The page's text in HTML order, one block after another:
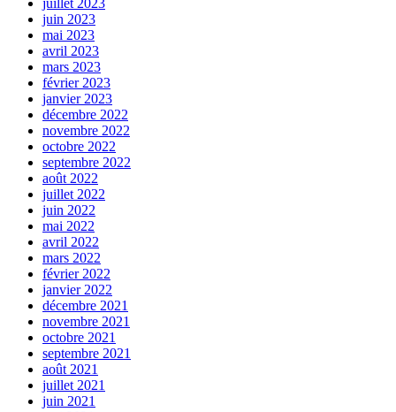
juillet 2023
juin 2023
mai 2023
avril 2023
mars 2023
février 2023
janvier 2023
décembre 2022
novembre 2022
octobre 2022
septembre 2022
août 2022
juillet 2022
juin 2022
mai 2022
avril 2022
mars 2022
février 2022
janvier 2022
décembre 2021
novembre 2021
octobre 2021
septembre 2021
août 2021
juillet 2021
juin 2021